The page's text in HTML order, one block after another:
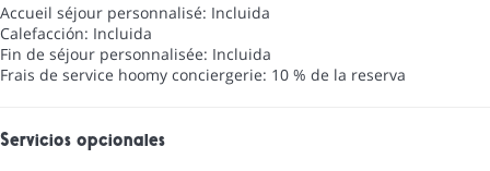
Accueil séjour personnalisé: Incluida
Calefacción: Incluida
Fin de séjour personnalisée: Incluida
Frais de service hoomy conciergerie: 10 % de la reserva
Servicios opcionales